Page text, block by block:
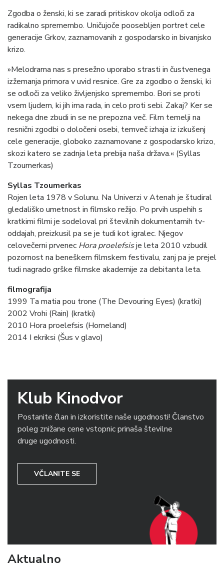
Zgodba o ženski, ki se zaradi pritiskov okolja odloči za
radikalno spremembo. Uničujoče poosebljen portret cele
generacije Grkov, zaznamovanih z gospodarsko in bivanjsko
krizo.
»Melodrama nas s presežno uporabo strasti in čustvenega
izžemanja primora v uvid resnice. Gre za zgodbo o ženski, ki
se odloči za veliko življenjsko spremembo. Bori se proti
vsem ljudem, ki jih ima rada, in celo proti sebi. Zakaj? Ker se
nekega dne zbudi in se ne prepozna več. Film temelji na
resnični zgodbi o določeni osebi, temveč izhaja iz izkušenj
cele generacije, globoko zaznamovane z gospodarsko krizo,
skozi katero se zadnja leta prebija naša država.« (Syllas
Tzoumerkas)
Syllas Tzoumerkas
Rojen leta 1978 v Solunu. Na Univerzi v Atenah je študiral
gledališko umetnost in filmsko režijo. Po prvih uspehih s
kratkimi filmi je sodeloval pri številnih dokumentarnih tv-
oddajah, preizkusil pa se je tudi kot igralec. Njegov
celovečerni prvenec Hora proelefsisje leta 2010 vzbudil
pozornost na beneškem filmskem festivalu, zanj pa je prejel
tudi nagrado grške filmske akademije za debitanta leta.
filmografija
1999 Ta matia pou trone (The Devouring Eyes) (kratki)
2002 Vrohi (Rain) (kratki)
2010 Hora proelefsis (Homeland)
2014 I ekriksi (Šus v glavo)
Klub Kinodvor
Postanite član in izkoristite naše ugodnosti! Članstvo
poleg znižane cene vstopnic prinaša številne
druge ugodnosti.
VČLANITE SE
Aktualno